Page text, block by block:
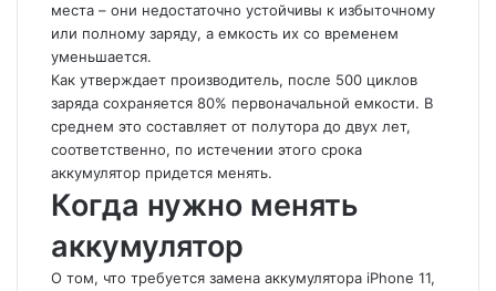
места – они недостаточно устойчивы к избыточному
или полному заряду, а емкость их со временем
уменьшается.
Как утверждает производитель, после 500 циклов
заряда сохраняется 80% первоначальной емкости. В
среднем это составляет от полутора до двух лет,
соответственно, по истечении этого срока
аккумулятор придется менять.
Когда нужно менять
аккумулятор
О том, что требуется замена аккумулятора iPhone 11,